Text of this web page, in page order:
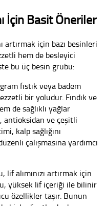
İçin Basit Öneriler
artırmak için bazı besinleri
hem de besleyici
bu üç besin grubu:
fıstık veya badem
bir yoludur. Fındık ve
de sağlıklı yağlar
antioksidan ve çeşitli
kalp sağlığını
çalışmasına yardımcı
alımınızı artırmak için
yüksek lif içeriği ile bilinir
özellikler taşır. Bunun